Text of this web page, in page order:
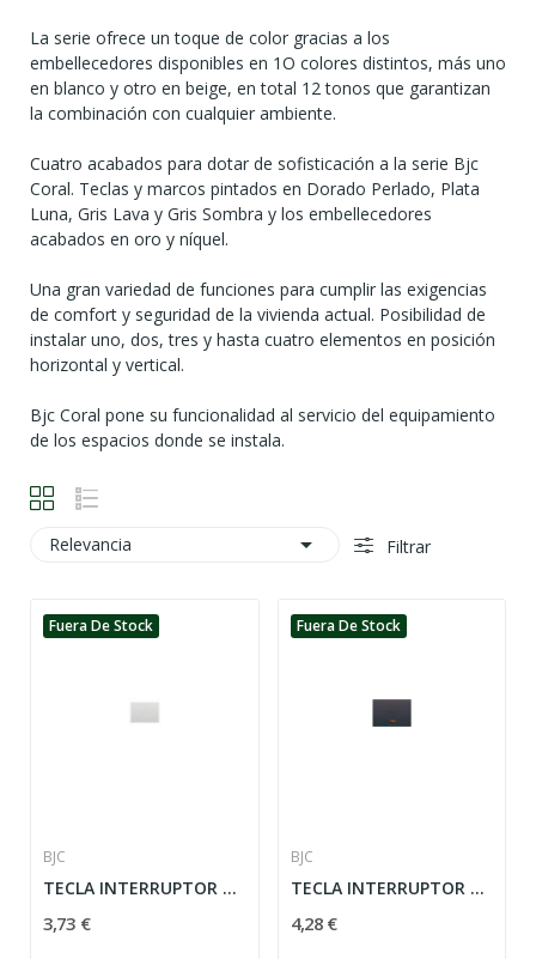
La serie ofrece un toque de color gracias a los
embellecedores disponibles en 1O colores distintos, más uno
en blanco y otro en beige, en total 12 tonos que garantizan
la combinación con cualquier ambiente.
Cuatro acabados para dotar de sofisticación a la serie Bjc
Coral. Teclas y marcos pintados en Dorado Perlado, Plata
Luna, Gris Lava y Gris Sombra y los embellecedores
acabados en oro y níquel.
Una gran variedad de funciones para cumplir las exigencias
de comfort y seguridad de la vivienda actual. Posibilidad de
instalar uno, dos, tres y hasta cuatro elementos en posición
horizontal y vertical.
Bjc Coral pone su funcionalidad al servicio del equipamiento
de los espacios donde se instala.
Relevancia  Filtrar
Fuera De Stock
BJC
TECLA INTERRUPTOR SERIE CORAL ref: 21705-GL
3,73 €
Fuera De Stock
BJC
TECLA INTERRUPTOR SERIE CORAL CON LUMINOSO ref:...
4,28 €